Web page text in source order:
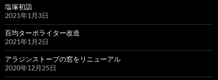
塩塚初詣
2021年1月3日
百均ターボライター改造
2021年1月2日
アラジンストーブの窓をリニューアル
2020年12月25日